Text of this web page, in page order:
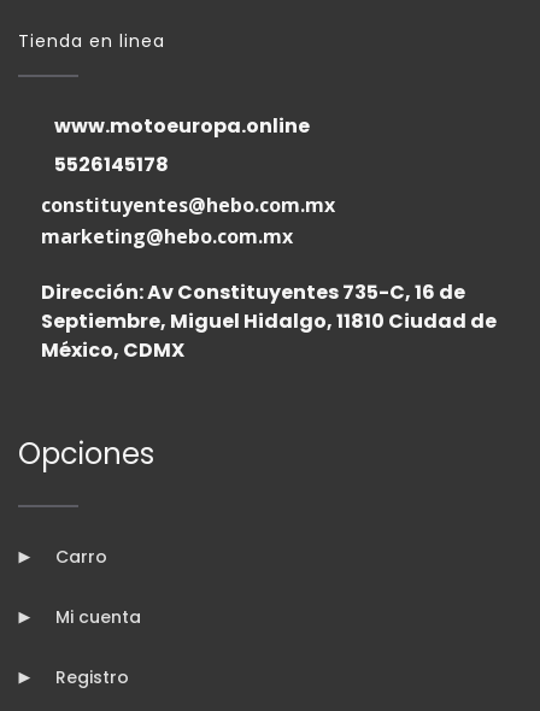
Tienda en linea
www.motoeuropa.online
5526145178
constituyentes@hebo.com.mx
marketing@hebo.com.mx
Dirección: Av Constituyentes 735-C, 16 de
Septiembre, Miguel Hidalgo, 11810 Ciudad de
México, CDMX
Opciones
Carro
Mi cuenta
Registro